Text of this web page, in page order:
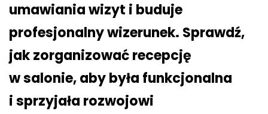
umawiania wizyt i buduje
profesjonalny wizerunek. Sprawdź,
jak zorganizować recepcję
w salonie, aby była funkcjonalna
i sprzyjała rozwojowi